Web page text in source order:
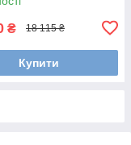
₴ 18 115 ₴
Купити